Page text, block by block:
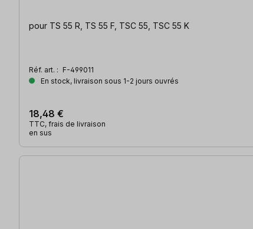
pour TS 55 R, TS 55 F, TSC 55, TSC 55 K
Réf. art. : F-499011
En stock, livraison sous 1-2 jours ouvrés
18,48 €
TTC, frais de livraison
en sus